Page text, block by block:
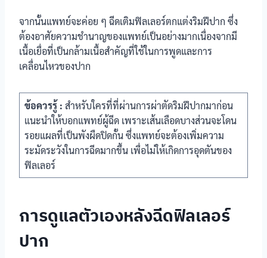
จากนั้นแพทย์จะค่อย ๆ ฉีดเติมฟิลเลอร์ตกแต่งริมฝีปาก ซึ่ง
ต้องอาศัยความชำนาญของแพทย์เป็นอย่างมากเนื่องจากมี
เนื้อเยื่อที่เป็นกล้ามเนื้อสำคัญที่ใช้ในการพูดและการ
เคลื่อนไหวของปาก
ข้อควรรู้ : สำหรับใครที่ที่ผ่านการผ่าตัดริมฝีปากมาก่อน
แนะนำให้บอกแพทย์ผู้ฉีด เพราะเส้นเลือดบางส่วนจะโดน
รอยแผลที่เป็นพังผืดปิดกั้น ซึ่งแพทย์จะต้องเพิ่มความ
ระมัดระวังในการฉีดมากขึ้น เพื่อไม่ให้เกิดการอุดตันของ
ฟิลเลอร์
การดูแลตัวเองหลังฉีดฟิลเลอร์
ปาก